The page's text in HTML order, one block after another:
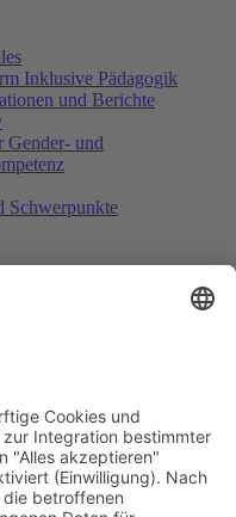
Inklusive Pädagogik
und Berichte
Gender- und
Schwerpunkte
Links